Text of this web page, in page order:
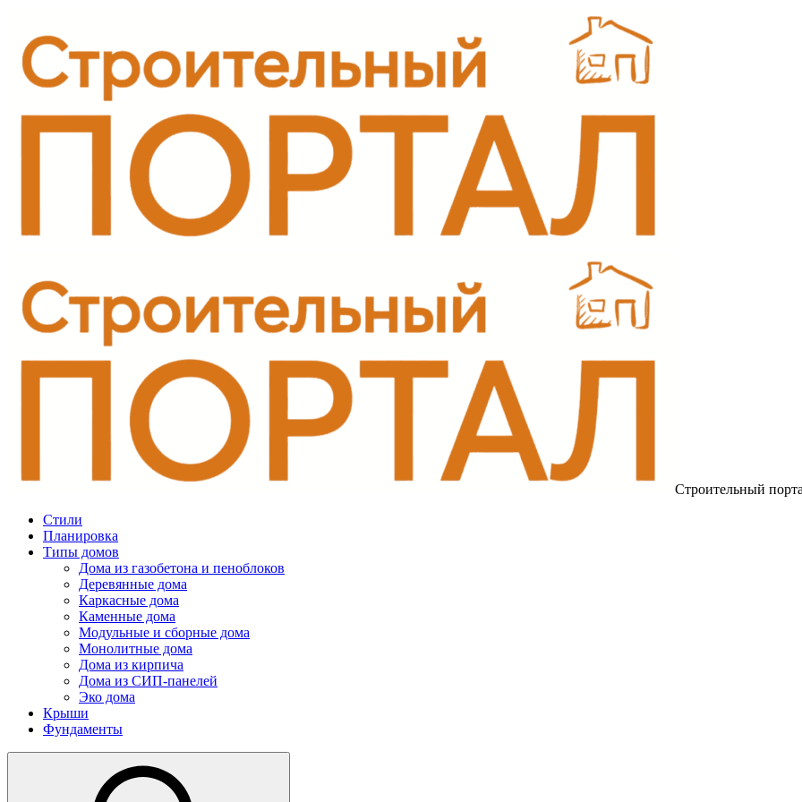
Строительный
Стили
Планировка
Типы домов
Дома из газобетона и пеноблоков
Деревянные дома
Каркасные дома
Каменные дома
Модульные и сборные дома
Монолитные дома
Дома из кирпича
Дома из СИП-панелей
Эко дома
Крыши
Фундаменты